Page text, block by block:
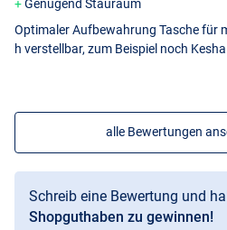
Genügend Stauraum
Optimaler Aufbewahrung Tasche für
h verstellbar, zum Beispiel noch Kesha
alle Bewertungen
Schreib eine Bewertung und
Shopguthaben zu gewinnen!